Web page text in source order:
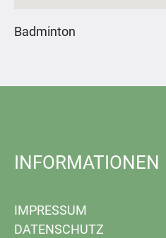
Badminton
INFORMATIONEN
IMPRESSUM
DATENSCHUTZ